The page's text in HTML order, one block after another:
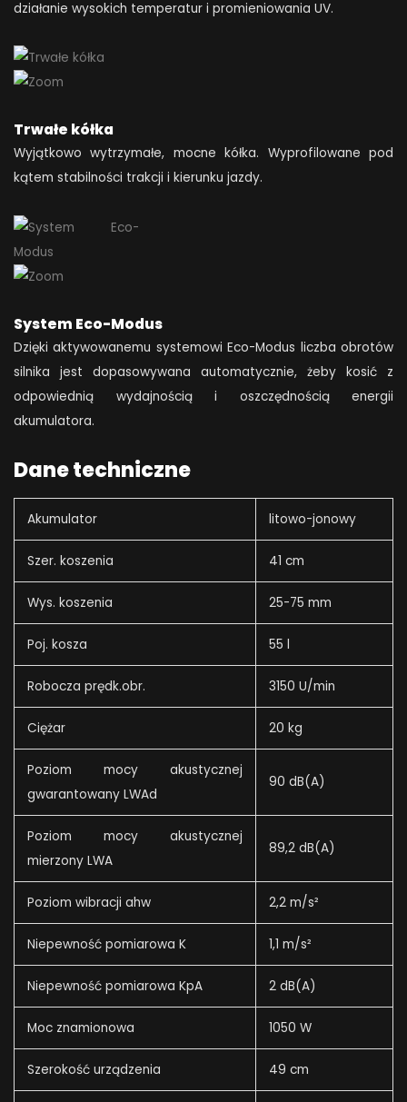
działanie wysokich temperatur i promieniowania UV.
Trwałe kółka
Wyjątkowo wytrzymałe, mocne kółka. Wyprofilowane pod
kątem stabilności trakcji i kierunku jazdy.
System Eco-Modus
Dzięki aktywowanemu systemowi Eco-Modus liczba obrotów
silnika jest dopasowywana automatycznie, żeby kosić z
odpowiednią wydajnością i oszczędnością energii
akumulatora.
Dane techniczne
Akumulator litowo-jonowy
Szer. koszenia 41 cm
Wys. koszenia 25-75 mm
Poj. kosza 55 l
Robocza prędk.obr. 3150 U/min
Ciężar 20 kg
Poziom mocy akustycznej
gwarantowany LWAd
90 dB(A)
Poziom mocy akustycznej
mierzony LWA
89,2 dB(A)
Poziom wibracji ahw 2,2 m/s²
Niepewność pomiarowa K 1,1 m/s²
Niepewność pomiarowa KpA 2 dB(A)
Moc znamionowa 1050 W
Szerokość urządzenia 49 cm